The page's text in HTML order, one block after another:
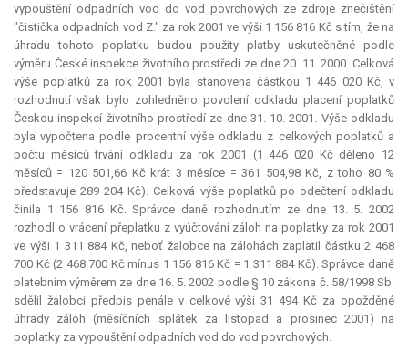
vypouštění odpadních vod do vod povrchových ze zdroje znečištění
"čistička odpadních vod Z." za rok 2001 ve výši 1 156 816 Kč s tím, že na
úhradu tohoto poplatku budou použity platby uskutečněné podle
výměru České inspekce životního prostředí ze dne 20. 11. 2000. Celková
výše poplatků za rok 2001 byla stanovena částkou 1 446 020 Kč, v
rozhodnutí však bylo zohledněno povolení odkladu placení poplatků
Českou inspekcí životního prostředí ze dne 31. 10. 2001. Výše odkladu
byla vypočtena podle procentní výše odkladu z celkových poplatků a
počtu měsíců trvání odkladu za rok 2001 (1 446 020 Kč děleno 12
měsíců = 120 501,66 Kč krát 3 měsíce = 361 504,98 Kč, z toho 80 %
představuje 289 204 Kč). Celková výše poplatků po odečtení odkladu
činila 1 156 816 Kč. Správce daně rozhodnutím ze dne 13. 5. 2002
rozhodl o vrácení přeplatku z vyúčtování záloh na poplatky za rok 2001
ve výši 1 311 884 Kč, neboť žalobce na zálohách zaplatil částku 2 468
700 Kč (2 468 700 Kč mínus 1 156 816 Kč = 1 311 884 Kč). Správce daně
platebním výměrem ze dne 16. 5. 2002 podle § 10 zákona č. 58/1998 Sb.
sdělil žalobci předpis penále v celkové výši 31 494 Kč za opožděné
úhrady záloh (měsíčních splátek za listopad a prosinec 2001) na
poplatky za vypouštění odpadních vod do vod povrchových.